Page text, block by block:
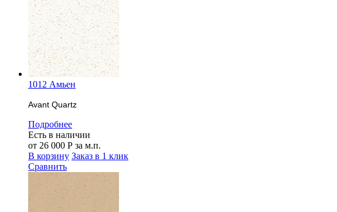
1012 Амьен
Avant Quartz
Подробнее
Есть в наличии
от 26 000 Р за м.п.
В корзину Заказ в 1 клик
Сравнить